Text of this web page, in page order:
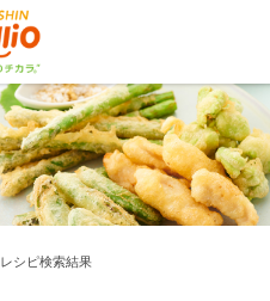
レシピ検索結果